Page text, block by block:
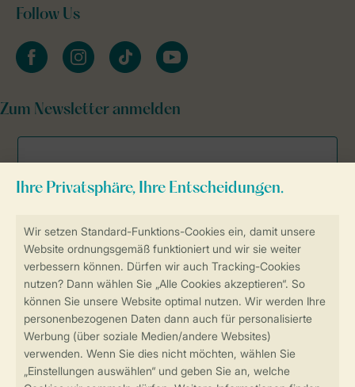
Sicherstellung Deiner Privatsphäre
Sicher und schnell zur Online-Buchung
Sichere Datenübertragung
Sicheres Bezahlen
Follow Us
facebookinstagramtiktok youtube
Zum Newsletter anmelden